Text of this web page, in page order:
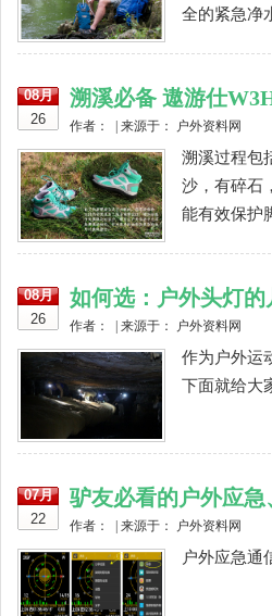
全的紧急净
08月
26
溯溪必备 遨游仕
作者： | 来源于： 户外资料网
溯溪过程包
沙，有碎石
能有效保护
08月
26
如何选：户外头灯
作者： | 来源于： 户外资料网
作为户外运
下面就给大
07月
22
驴友必看的户外应
作者： | 来源于： 户外资料网
户外应急通